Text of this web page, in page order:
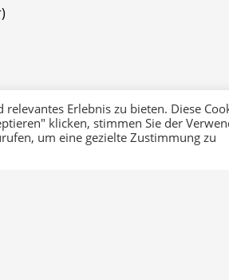
Schutzausrüstung (PSA)
zum Schuljahresbeginn mitzubringen.
Erlebnis zu bieten. Diese
klicken, stimmen Sie der
um eine gezielte Zustimmung zu